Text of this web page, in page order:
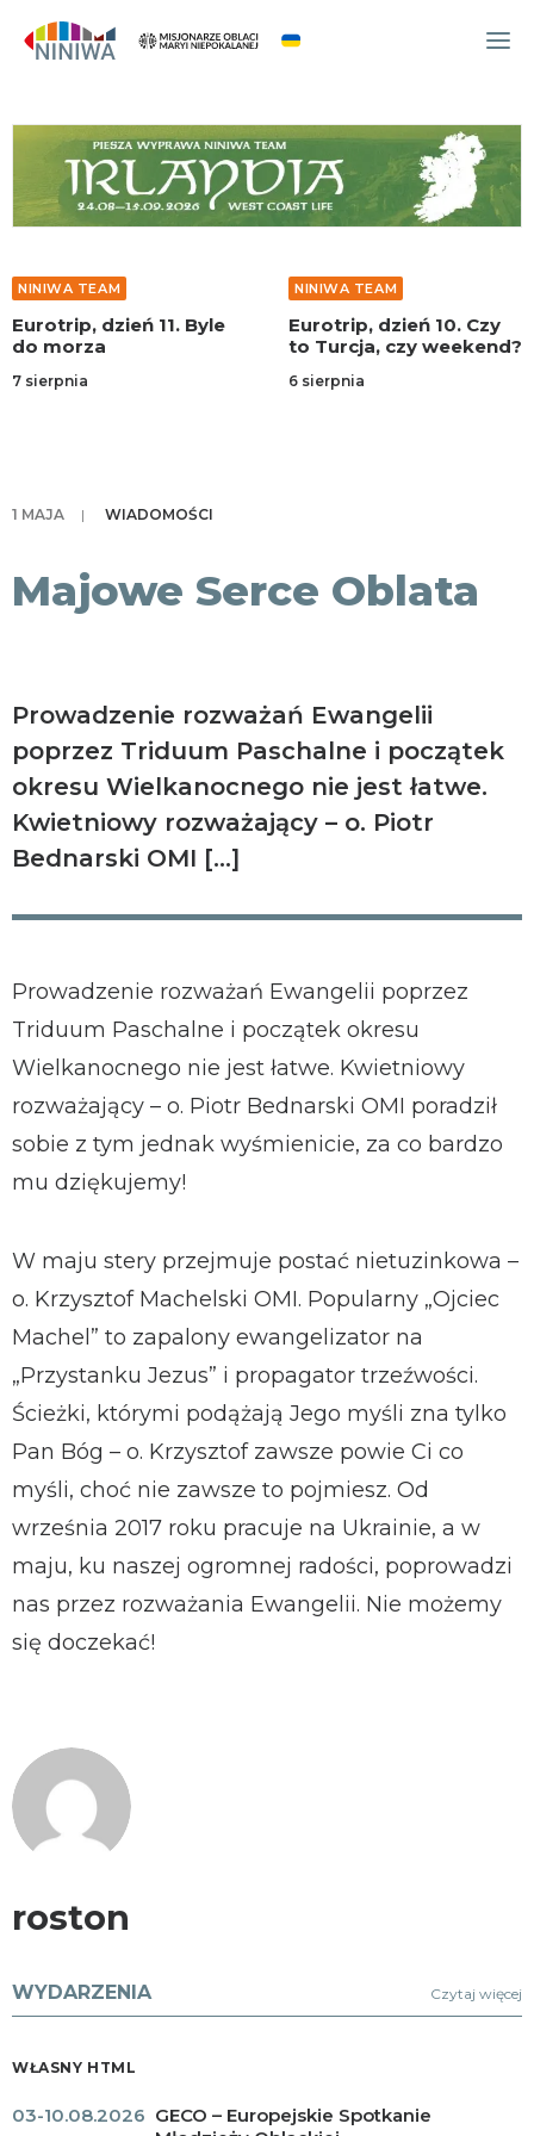
WYDARZENIA
O NAS
WSPÓLNOTA
NINIWA TEAM
FESTIWAL ŻYCIA
SKLEP
NINIWA TEAM
Eurotrip, dzień 11. Byle
do morza
7 sierpnia
NINIWA TEAM
Eurotrip, dzień 10. Czy
to Turcja, czy weekend?
6 sierpnia
1 MAJA | WIADOMOŚCI
Majowe Serce Oblata
Prowadzenie rozważań Ewangelii
poprzez Triduum Paschalne i początek
okresu Wielkanocnego nie jest łatwe.
Kwietniowy rozważający – o. Piotr
Bednarski OMI […]
Prowadzenie rozważań Ewangelii poprzez
Triduum Paschalne i początek okresu
Wielkanocnego nie jest łatwe. Kwietniowy
rozważający – o. Piotr Bednarski OMI poradził
sobie z tym jednak wyśmienicie, za co bardzo
mu dziękujemy!
W maju stery przejmuje postać nietuzinkowa –
o. Krzysztof Machelski OMI. Popularny „Ojciec
Machel” to zapalony ewangelizator na
„Przystanku Jezus” i propagator trzeźwości.
Ścieżki, którymi podążają Jego myśli zna tylko
Pan Bóg – o. Krzysztof zawsze powie Ci co
myśli, choć nie zawsze to pojmiesz. Od
września 2017 roku pracuje na Ukrainie, a w
maju, ku naszej ogromnej radości, poprowadzi
nas przez rozważania Ewangelii. Nie możemy
się doczekać!
roston
WYDARZENIA Czytaj więcej
WŁASNY HTML
03-10.08.2026 GECO – Europejskie Spotkanie